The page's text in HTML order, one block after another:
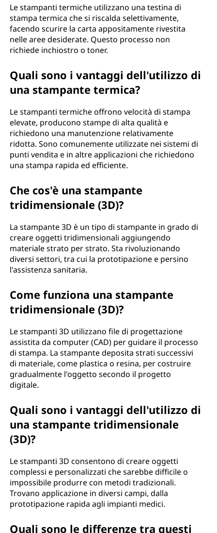
Le stampanti termiche utilizzano una testina di
stampa termica che si riscalda selettivamente,
facendo scurire la carta appositamente rivestita
nelle aree desiderate. Questo processo non
richiede inchiostro o toner.
Quali sono i vantaggi dell'utilizzo di
una stampante termica?
Le stampanti termiche offrono velocità di stampa
elevate, producono stampe di alta qualità e
richiedono una manutenzione relativamente
ridotta. Sono comunemente utilizzate nei sistemi di
punti vendita e in altre applicazioni che richiedono
una stampa rapida ed efficiente.
Che cos'è una stampante
tridimensionale (3D)?
La stampante 3D è un tipo di stampante in grado di
creare oggetti tridimensionali aggiungendo
materiale strato per strato. Sta rivoluzionando
diversi settori, tra cui la prototipazione e persino
l'assistenza sanitaria.
Come funziona una stampante
tridimensionale (3D)?
Le stampanti 3D utilizzano file di progettazione
assistita da computer (CAD) per guidare il processo
di stampa. La stampante deposita strati successivi
di materiale, come plastica o resina, per costruire
gradualmente l'oggetto secondo il progetto
digitale.
Quali sono i vantaggi dell'utilizzo di
una stampante tridimensionale
(3D)?
Le stampanti 3D consentono di creare oggetti
complessi e personalizzati che sarebbe difficile o
impossibile produrre con metodi tradizionali.
Trovano applicazione in diversi campi, dalla
prototipazione rapida agli impianti medici.
Quali sono le differenze tra questi